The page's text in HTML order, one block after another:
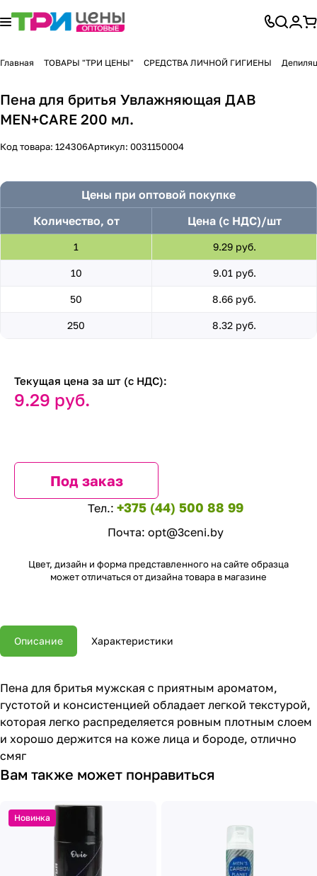
Главная ТОВАРЫ "ТРИ ЦЕНЫ" СРЕДСТВА ЛИЧНОЙ ГИГИЕНЫ
Пена для бритья Увлажняющая ДАВ
MEN+CARE 200 мл.
Код товара: 124306Артикул: 0031150004
Цены при оптовой покупке
Количество, от
Цена (с НДС)/шт
1 9.29 руб.
10 9.01 руб.
50 8.66 руб.
250 8.32 руб.
Текущая цена за шт (с НДС):
9.29 руб.
Под заказ
Тел.: +375 (44) 500 88 99
Почта: opt@3ceni.by
Цвет, дизайн и форма представленного на сайте образца
может отличаться от дизайна товара в магазине
Описание Характеристики
Пена для бритья мужская с приятным ароматом,
густотой и консистенцией обладает легкой текстурой,
которая легко распределяется ровным плотным слоем
и хорошо держится на коже лица и бороде, отлично
смяг
Вам также может понравиться
Новинка